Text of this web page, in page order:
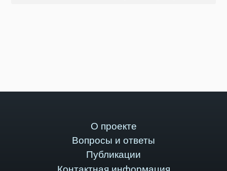
О проекте
Вопросы и ответы
Публикации